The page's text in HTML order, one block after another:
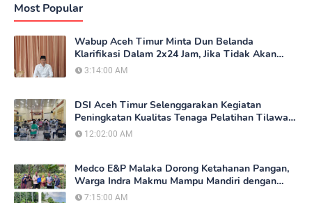
Most Popular
Wabup Aceh Timur Minta Dun Belanda
Klarifikasi Dalam 2x24 Jam, Jika Tidak Akan
Tempuh Jalur Hukum
3:14:00 AM
DSI Aceh Timur Selenggarakan Kegiatan
Peningkatan Kualitas Tenaga Pelatihan Tilawatil
Qur'an
12:02:00 AM
Medco E&P Malaka Dorong Ketahanan Pangan,
Warga Indra Makmu Mampu Mandiri dengan
Kebun Sayur
7:15:00 AM